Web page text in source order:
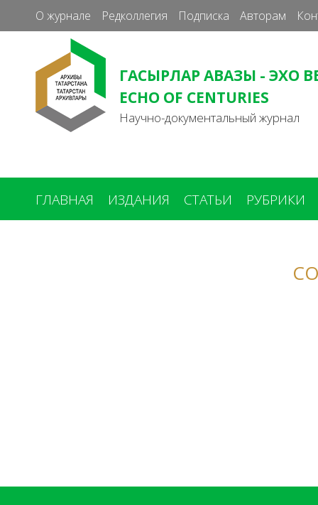
О журнале Редколлегия Подписка Авторам
ГАСЫРЛАР АВАЗЫ - ЭХО
ECHO OF CENTURIES
Научно-документальный журнал
ГЛАВНАЯ ИЗДАНИЯ СТАТЬИ РУБРИКИ